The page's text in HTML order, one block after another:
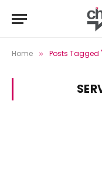
Home » Posts Tagged